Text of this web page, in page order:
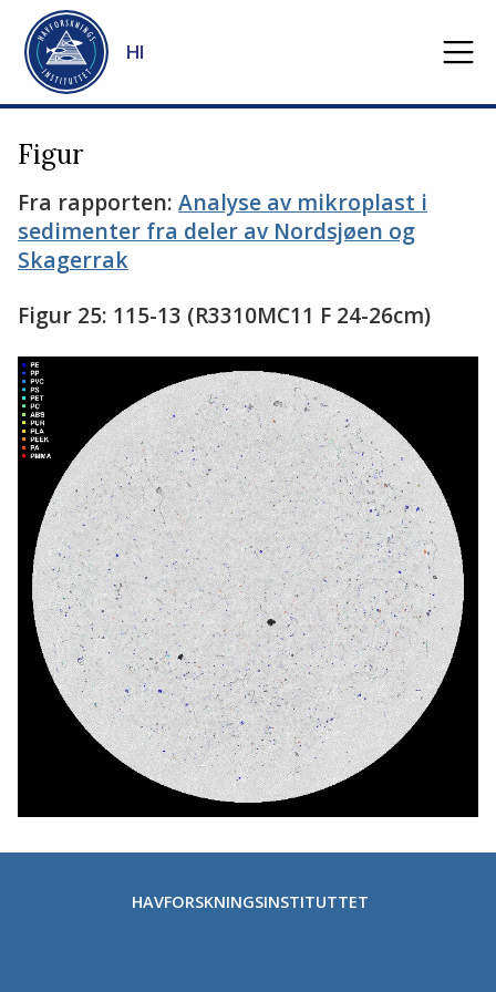
Gå til hovedinnhold
HI
Figur
Fra rapporten: Analyse av mikroplast i
sedimenter fra deler av Nordsjøen og
Skagerrak
Figur 25: 115-13 (R3310MC11 F 24-26cm)
HAVFORSKNINGSINSTITUTTET